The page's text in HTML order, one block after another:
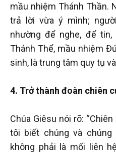
mầu nhiệm Thánh Thần.
trả lời vừa ý mình;
nhường để nghe, để
Thánh Thể, mầu nhiệm
sinh, là trung tâm quy tụ
4. Trở thành đoàn chiên
Chúa Giêsu nói rõ:
tôi biết chúng và chúng
không phải là mối liên